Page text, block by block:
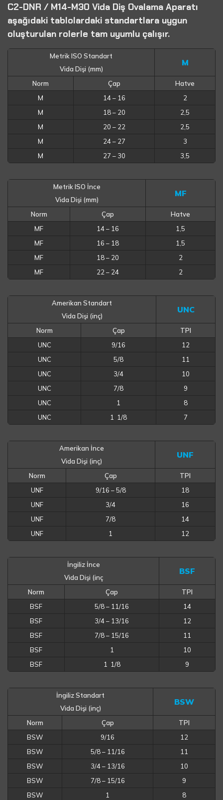
C2-DNR / M14-M30 Vida Diş Ovalama Aparatı
aşağıdaki tablolardaki standartlara uygun
oluşturulan rolerle tam uyumlu çalışır.
Metrik ISO Standart
Vida Dişi (mm)
M
Norm Çap
Hatve
M
14 – 16
2
M
18 – 20
2,5
M
20 – 22
2,5
M
24 – 27
3
M
27 – 30 3,5
Metrik ISO İnce
Vida Dişi (mm)
MF
Norm Çap
Hatve
MF
14 – 16
1,5
MF
16 – 18
1,5
MF
18 – 20
2
MF
22 – 24 2
Amerikan Standart
Vida Dişi (inç)
UNC
Norm Çap
TPI
UNC
9/16
12
UNC
5/8
11
UNC
3/4
10
UNC
7/8
9
UNC
1
8
UNC
1 1/8 7
Amerikan İnce
Vida Dişi (inç)
UNF
Norm Çap
TPI
UNF
9/16 – 5/8
18
UNF
3/4
16
UNF
7/8
14
UNF
1 12
İngiliz İnce
Vida Dişi (inç
BSF
Norm Çap
TPI
BSF
5/8 – 11/16
14
BSF
3/4 – 13/16
12
BSF
7/8 – 15/16
11
BSF
1
10
BSF
1 1/8 9
İngiliz Standart
Vida Dişi (inç)
BSW
Norm Çap
TPI
BSW
9/16
12
BSW
5/8 – 11/16
11
BSW
3/4 – 13/16
10
BSW
7/8 – 15/16
9
BSW
1 8